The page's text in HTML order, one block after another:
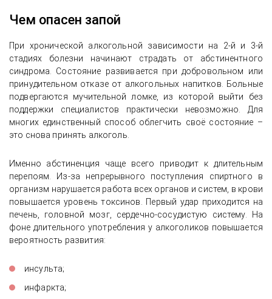
Чем опасен запой
При хронической алкогольной зависимости на 2-й и 3-й
стадиях болезни начинают страдать от абстинентного
синдрома. Состояние развивается при добровольном или
принудительном отказе от алкогольных напитков. Больные
подвергаются мучительной ломке, из которой выйти без
поддержки специалистов практически невозможно. Для
многих единственный способ облегчить своё состояние –
это снова принять алкоголь.
Именно абстиненция чаще всего приводит к длительным
перепоям. Из-за непрерывного поступления спиртного в
организм нарушается работа всех органов и систем, в крови
повышается уровень токсинов. Первый удар приходится на
печень, головной мозг, сердечно-сосудистую систему. На
фоне длительного употребления у алкоголиков повышается
вероятность развития:
инсульта;
инфаркта;